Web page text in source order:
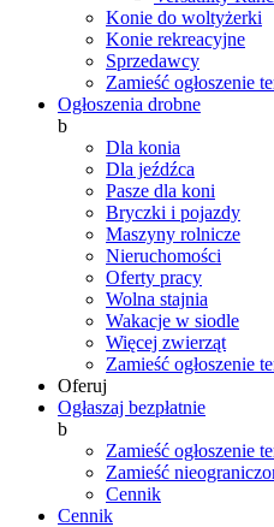
Konie do woltyżerki
Konie rekreacyjne
Sprzedawcy
Zamieść ogłoszenie
Ogłoszenia drobne
b
Dla konia
Dla jeźdźca
Pasze dla koni
Bryczki i pojazdy
Maszyny rolnicze
Nieruchomości
Oferty pracy
Wolna stajnia
Wakacje w siodle
Więcej zwierząt
Zamieść ogłoszenie
Oferuj
Ogłaszaj bezpłatnie
b
Zamieść ogłoszenie
Zamieść
Cennik
Cennik